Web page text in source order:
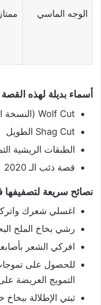
الوجه الماسي
أسماء بديلة لهذه
Wolf Cut (النسخة الأقصر)
Shag Cut الطويل
الطبقات الريشية
قصة ذئب الـ 2020
نصائح سريعة لتصفيفها
اغسلي شعرك واتركيه
رشي بخاخ الملح
افركي الشعر
للحصول على
التمويج العريضة